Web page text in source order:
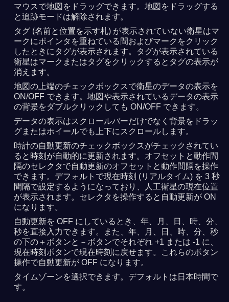
マウスで地図をドラッグできます。地図をドラッグする
と追跡モードは解除されます。
タグ (名前と位置を示す札) が表示されていない衛星はマ
ークにポインタを重ねている間およびマークをクリック
したときにタグが表示されます。タグが表示されている
衛星はマークまたはタグをクリックするとタグの表示が
消えます。
地図の上端のチェックボックスで衛星のデータの表示を
ON/OFF できます。地図や表示されているデータの表示
の背景をダブルクリックしても ON/OFF できます。
データの表示はスクロールバーだけでなく背景をドラッ
グまたはホイールでも上下にスクロールします。
時計の自動更新のチェックボックスがチェックされてい
ると時刻が自動的に更新されます。オフセットと動作間
隔のセレクタで自動更新のオフセットと動作間隔を操作
できます。デフォルトで現在時刻 (リアルタイム) を 3 秒
間隔で設定するようになっており、人工衛星の現在位置
が表示されます。セレクタを操作すると自動更新が ON
になります。
自動更新を OFF にしているとき、年、月、日、時、分、
秒を直接入力できます。また、年、月、日、時、分、秒
の下の＋ボタンと－ボタンでそれぞれ +1 または -1 に、
現在時刻ボタンで現在時刻に戻せます。これらのボタン
操作で自動更新が OFF になります。
タイムゾーンを選択できます。デフォルトは日本時間で
す。